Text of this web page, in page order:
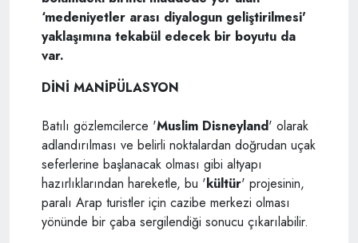
‘medeniyetler arası diyalogun geliştirilmesi'
yaklaşımına tekabül edecek bir boyutu da
var.
DİNİ MANİPÜLASYON
Batılı gözlemcilerce 'Muslim Disneyland' olarak
adlandırılması ve belirli noktalardan doğrudan uçak
seferlerine başlanacak olması gibi altyapı
hazırlıklarından hareketle, bu 'kültür' projesinin,
paralı Arap turistler için cazibe merkezi olması
yönünde bir çaba sergilendiği sonucu çıkarılabilir.